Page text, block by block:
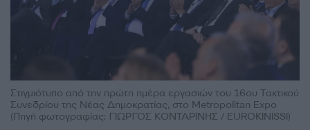
Στιγμιότυπο από την πρώτη ημέρα εργασιών του 16ου Τακτικού
Συνεδρίου της Νέας Δημοκρατίας, στο Metropolitan Expo
(Πηγή φωτογραφίας: ΓΙΩΡΓΟΣ ΚΟΝΤΑΡΙΝΗΣ / EUROKINISSI)